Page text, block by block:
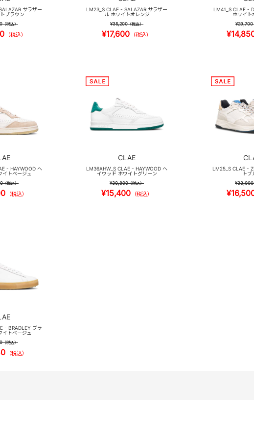
サラザー
ブラウン
（税込）
（税込）
LM23_S CLAE - SALAZAR サラザー
ル ホワイトオレンジ
¥35,200（税込）
¥17,600 （税込）
LM41_S CLAE -
ホワイト
¥29,700
- HAYWOOD ヘ
イトベージュ
（税込）
（税込）
CLAE
LM36AHW_S CLAE - HAYWOOD ヘ
イウッド ホワイトグリーン
¥30,800（税込）
¥15,400 （税込）
LM25_S CLAE -
トブ
¥33,000
- BRADLEY ブラ
イトベージュ
（税込）
（税込）